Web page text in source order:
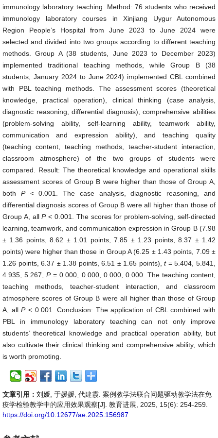
immunology laboratory teaching. Method: 76 students who received
immunology laboratory courses in Xinjiang Uygur Autonomous
Region People’s Hospital from June 2023 to June 2024 were
selected and divided into two groups according to different teaching
methods. Group A (38 students, June 2023 to December 2023)
implemented traditional teaching methods, while Group B (38
students, January 2024 to June 2024) implemented CBL combined
with PBL teaching methods. The assessment scores (theoretical
knowledge, practical operation), clinical thinking (case analysis,
diagnostic reasoning, differential diagnosis), comprehensive abilities
(problem-solving ability, self-learning ability, teamwork ability,
communication and expression ability), and teaching quality
(teaching content, teaching methods, teacher-student interaction,
classroom atmosphere) of the two groups of students were
compared. Result: The theoretical knowledge and operational skills
assessment scores of Group B were higher than those of Group A,
both P< 0.001. The case analysis, diagnostic reasoning, and
differential diagnosis scores of Group B were all higher than those of
Group A, allP< 0.001. The scores for problem-solving, self-directed
learning, teamwork, and communication expression in Group B (7.98
± 1.36 points, 8.62 ± 1.01 points, 7.85 ± 1.23 points, 8.37 ± 1.42
points) were higher than those in Group A (6.25 ± 1.43 points, 7.09 ±
1.26 points, 6.37 ± 1.38 points, 6.51 ± 1.65 points),t= 5.404, 5.841,
4.935, 5.267,P= 0.000, 0.000, 0.000, 0.000. The teaching content,
teaching methods, teacher-student interaction, and classroom
atmosphere scores of Group B were all higher than those of Group
A, allP< 0.001. Conclusion: The application of CBL combined with
PBL in immunology laboratory teaching can not only improve
students’ theoretical knowledge and practical operation ability, but
also cultivate their clinical thinking and comprehensive ability, which
is worth promoting.
文章引用： 刘媛, 于媛媛, 代建霞. 案例教学法联合问题驱动教学法在免
疫学检验教学中的应用效果观察[J]. 教育进展, 2025, 15(6): 254-259.
https://doi.org/10.12677/ae.2025.156987